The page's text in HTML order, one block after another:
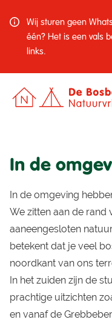
Wij sturen geen
één? Het is een vals
links.
In de
In de omgeving
We zitten aan de rand
aaneengesloten
betekent dat je veel
noordkant van ons
In het zuiden zijn de
prachtige uitzichten
en vanaf de